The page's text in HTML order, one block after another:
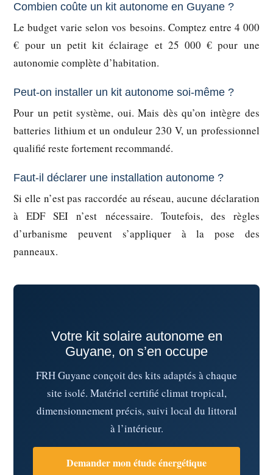
Combien coûte un kit autonome en Guyane ?
Le budget varie selon vos besoins. Comptez entre 4 000
€ pour un petit kit éclairage et 25 000 € pour une
autonomie complète d’habitation.
Peut-on installer un kit autonome soi-même ?
Pour un petit système, oui. Mais dès qu’on intègre des
batteries lithium et un onduleur 230 V, un professionnel
qualifié reste fortement recommandé.
Faut-il déclarer une installation autonome ?
Si elle n’est pas raccordée au réseau, aucune déclaration
à EDF SEI n’est nécessaire. Toutefois, des règles
d’urbanisme peuvent s’appliquer à la pose des
panneaux.
Votre kit solaire autonome en
Guyane, on s’en occupe
FRH Guyane conçoit des kits adaptés à chaque
site isolé. Matériel certifié climat tropical,
dimensionnement précis, suivi local du littoral
à l’intérieur.
Demander mon étude énergétique